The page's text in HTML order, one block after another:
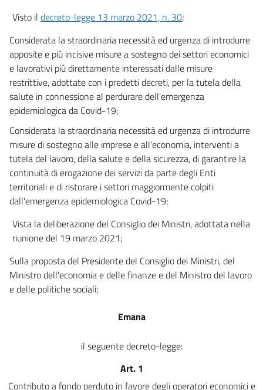
21
21 bis
22
22 bis
Titolo IV
Enti territoriali
23
23 bis
23 ter
24
24 bis
26
27
28
Visto il decreto-legge 13 marzo 2021, n. 30;
Considerata la straordinaria necessità ed urgenza di introdurre
apposite e più incisive misure a sostegno dei settori economici
e lavorativi più direttamente interessati dalle misure
restrittive, adottate con i predetti decreti, per la tutela della
salute in connessione al perdurare dell'emergenza
epidemiologica da Covid-19;
Considerata la straordinaria necessità ed urgenza di introdurre
misure di sostegno alle imprese e all'economia, interventi a
tutela del lavoro, della salute e della sicurezza, di garantire la
continuità di erogazione dei servizi da parte degli Enti
territoriali e di ristorare i settori maggiormente colpiti
dall'emergenza epidemiologica Covid-19;
Vista la deliberazione del Consiglio dei Ministri, adottata nella
riunione del 19 marzo 2021;
Sulla proposta del Presidente del Consiglio dei Ministri, del
Ministro dell'economia e delle finanze e del Ministro del lavoro
e delle politiche sociali;
Emana
il seguente decreto-legge:
Art. 1
Contributo a fondo perduto in favore degli operatori economici e